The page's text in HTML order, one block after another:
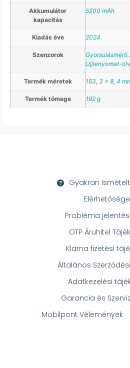
Akkumulátor
kapacitás
5200 mAh
Kiadás éve 2024
Szenzorok Gyorsulásmérő,
Ujjlenyomat-
Termék méretek 163, 3 x 8, 4
Termék tömege 192 g
Gyakran
Probléma
OTP Áruhitel
Klarna fizetési
Általános
Adatkezelési
Garancia és
Mobilpont Vélemények